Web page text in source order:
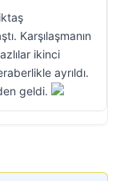
Karşılaşmanın
ikinci
ayrıldı.
geldi.